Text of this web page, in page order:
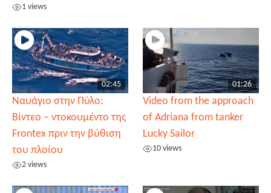
1 views
02:45
Ναυάγιο στην Πύλο:
Βίντεο – ντοκουμέντο της
Frontex πριν την βύθιση
του πλοίου
2 views
01:26
Video from the approach
of Adriana from tanker
Lucky Sailor
10 views